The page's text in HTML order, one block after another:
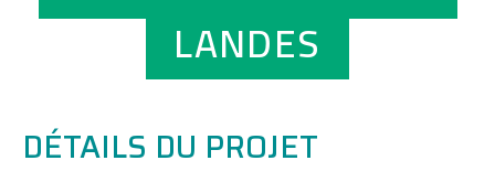
LANDES
DÉTAILS DU PROJET